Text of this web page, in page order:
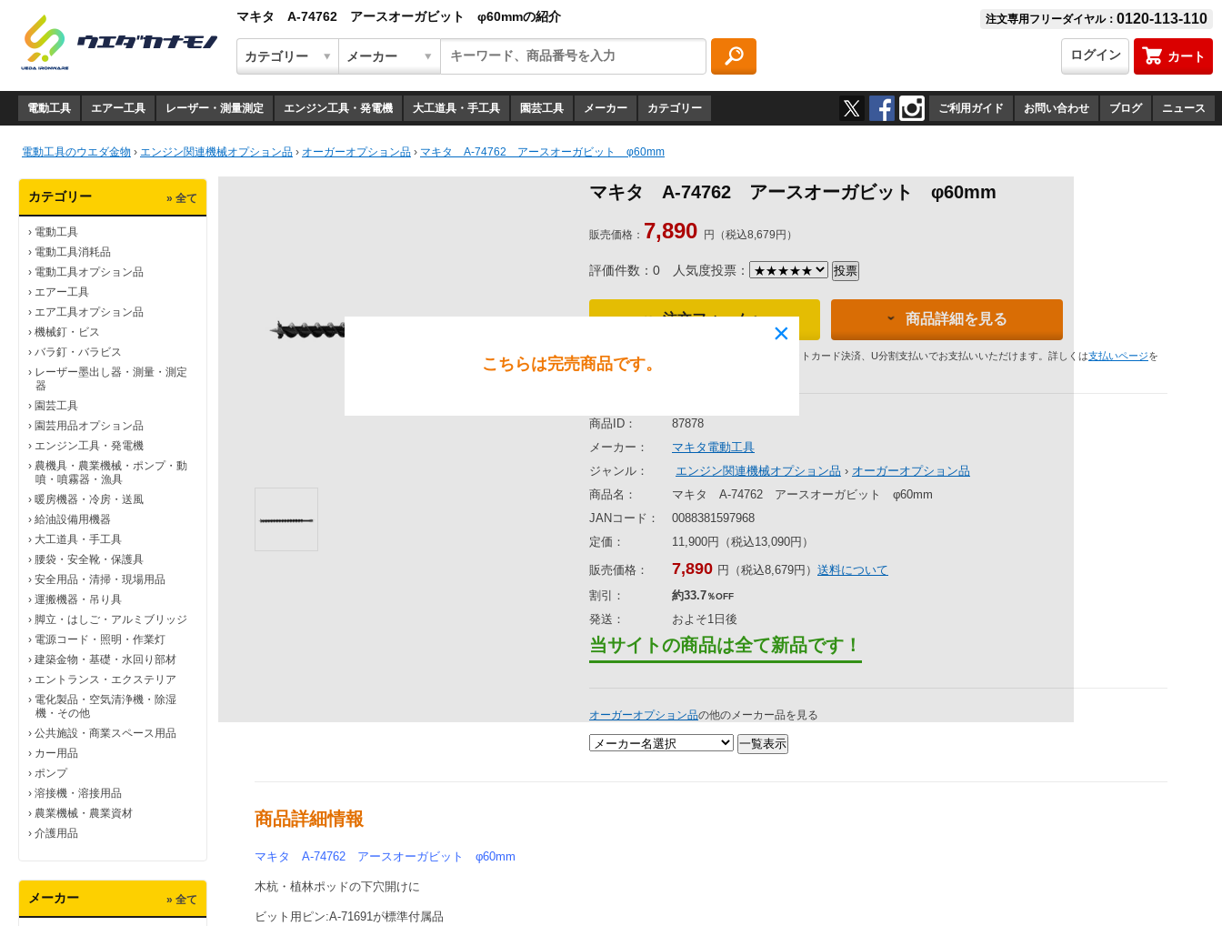
マキタ A-74762 アースオーガビット φ60mmの紹介 注文専用フリーダイヤル： 0120-113-110
カート
ログイン
電動工具 エアー工具 レーザー・測量測定 エンジン工具・発電機 大工道具・手工具 園芸工具 メーカー カテゴリー ご利用ガイド お問い合わせ ブログ ニュース
電動工具のウエダ金物 › エンジン関連機械オプション品 › オーガーオプション品 › マキタ A-74762 アースオーガビット φ60mm
カテゴリー » 全て
› 電動工具
› 電動工具消耗品
› 電動工具オプション品
› エアー工具
› エア工具オプション品
› 機械釘・ビス
› バラ釘・バラビス
› レーザー墨出し器・測量・測定
器
› 園芸工具
› 園芸用品オプション品
› エンジン工具・発電機
› 農機具・農業機械・ポンプ・動
噴・噴霧器・漁具
› 暖房機器・冷房・送風
› 給油設備用機器
› 大工道具・手工具
› 腰袋・安全靴・保護具
› 安全用品・清掃・現場用品
› 運搬機器・吊り具
› 脚立・はしご・アルミブリッジ
› 電源コード・照明・作業灯
› 建築金物・基礎・水回り部材
› エントランス・エクステリア
› 電化製品・空気清浄機・除湿
機・その他
› 公共施設・商業スペース用品
› カー用品
› ポンプ
› 溶接機・溶接用品
› 農業機械・農業資材
› 介護用品
メーカー » 全て
マキタ A-74762 アースオーガビット φ60mm
販売価格： 7,890 円（税込8,679円）
評価件数：0 人気度投票：
注文フォームへ 商品詳細を見る
銀行振込、代引、コンビニ決済、WEBクレジットカード決済、U分割支払いでお支払いいただけます。詳しくは支払いページを
ご確認ください。
商品ID：
87878
メーカー：
マキタ電動工具
ジャンル：
エンジン関連機械オプション品 › オーガーオプション品
商品名：
マキタ A-74762 アースオーガビット φ60mm
JANコード：
0088381597968
定価：
11,900円（税込13,090円）
販売価格： 7,890 円（税込8,679円） 送料について
割引：
約33.7％OFF
発送： およそ1日後
当サイトの商品は全て新品です！
オーガーオプション品の他のメーカー品を見る
×
こちらは完売商品です。
商品詳細情報
マキタ A-74762 アースオーガビット φ60mm
木杭・植林ポッドの下穴開けに
ビット用ピン:A-71691が標準付属品